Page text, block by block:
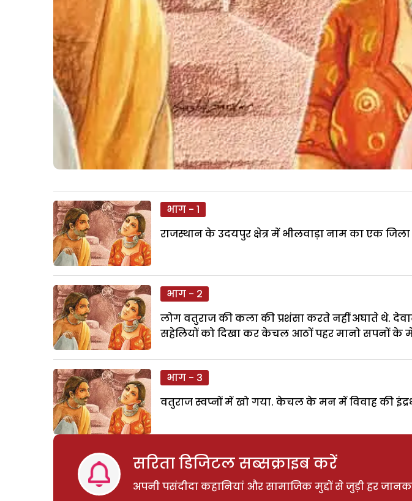
भाग - 1
राजस्थान के उदयपुर क्षेत्र में भीलवाड़ा नाम का एक
भाग - 2
लोग वतुराज की कला की प्रशंसा करते नहीं अघाते थे.
सहेलियों को दिखा कर केचल आठों पहर मानो सपनों के
भाग - 3
वतुराज स्वप्नों में खो गया. केचल के मन में विवाह की
सरिता डिजिटल सब्सक्राइब करें
अपनी पसंदीदा कहानियां और सामाजिक मुद्दों से जुड़ी हर